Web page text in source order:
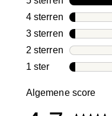
4 sterren sterren
3 sterren sterren
2 sterren sterren
1 ster sterren
Algemene score